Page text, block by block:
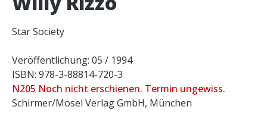
Star Society
Veröffentlichung: 05 / 1994
ISBN: 978-3-88814-720-3
N205 Noch nicht erschienen. Termin ungewiss.
Schirmer/Mosel Verlag GmbH, München